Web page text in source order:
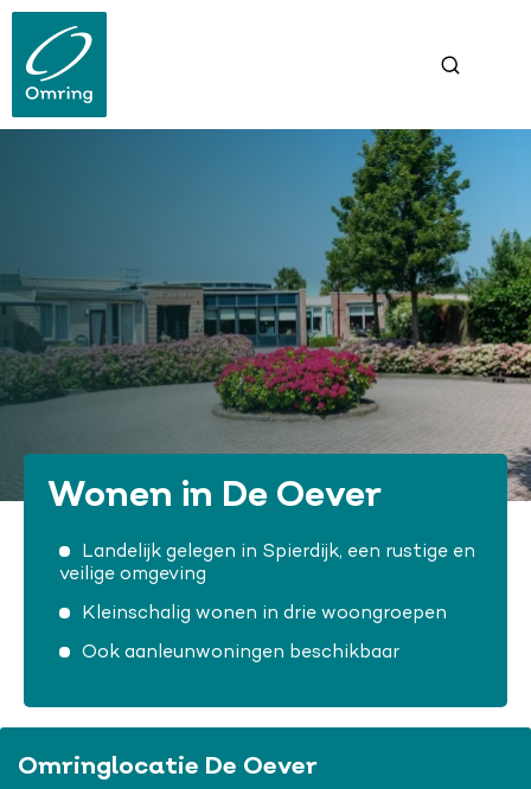
naar
gaan
Wonen in De Oever
Landelijk gelegen in Spierdijk, een rustige en
veilige omgeving
Kleinschalig wonen in drie woongroepen
Ook aanleunwoningen beschikbaar
Omringlocatie De Oever